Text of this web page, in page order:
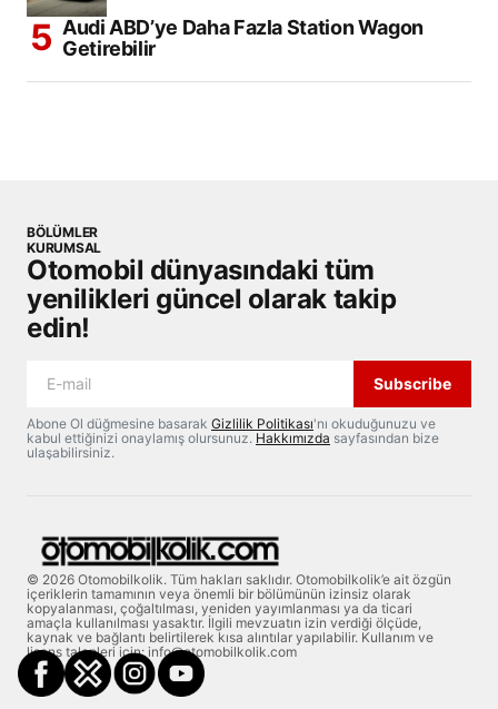
Audi ABD’ye Daha Fazla Station Wagon
Getirebilir
BÖLÜMLER
KURUMSAL
Otomobil dünyasındaki tüm
yenilikleri güncel olarak takip
edin!
Subscribe
Abone Ol düğmesine basarak Gizlilik Politikası'nı okuduğunuzu ve
kabul ettiğinizi onaylamış olursunuz. Hakkımızda sayfasından bize
ulaşabilirsiniz.
© 2026 Otomobilkolik. Tüm hakları saklıdır. Otomobilkolik’e ait özgün
içeriklerin tamamının veya önemli bir bölümünün izinsiz olarak
kopyalanması, çoğaltılması, yeniden yayımlanması ya da ticari
amaçla kullanılması yasaktır. İlgili mevzuatın izin verdiği ölçüde,
kaynak ve bağlantı belirtilerek kısa alıntılar yapılabilir. Kullanım ve
lisans talepleri için: info@otomobilkolik.com